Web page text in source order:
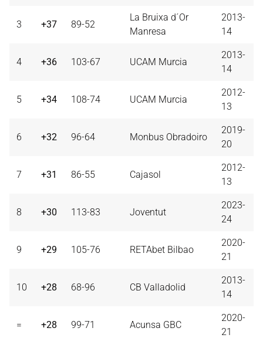
3 +37 89-52
La Bruixa d´Or
Manresa
2013-
14
4 +36 103-67 UCAM Murcia
2013-
14
5 +34 108-74 UCAM Murcia
2012-
13
6 +32 96-64 Monbus Obradoiro
2019-
20
7 +31 86-55 Cajasol
2012-
13
8 +30 113-83 Joventut
2023-
24
9 +29 105-76 RETAbet Bilbao
2020-
21
10 +28 68-96 CB Valladolid
2013-
14
= +28 99-71 Acunsa GBC
2020-
21